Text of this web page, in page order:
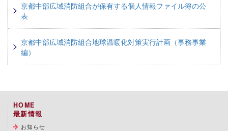
京都中部広域消防組合が保有する個人情報ファイル簿の公
表
京都中部広域消防組合地球温暖化対策実行計画（事務事業
編）
HOME
最新情報
お知らせ